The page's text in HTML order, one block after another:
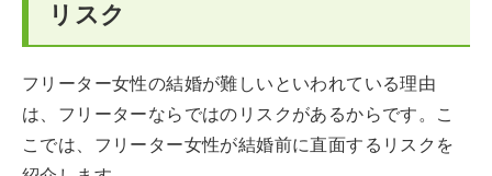
リスク
フリーター女性の結婚が難しいといわれている理由
は、フリーターならではのリスクがあるからです。こ
こでは、フリーター女性が結婚前に直面するリスクを